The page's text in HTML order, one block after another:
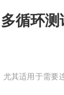
循环测
其适用于需